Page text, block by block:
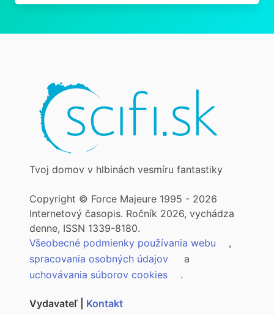
Tvoj domov v hlbinách vesmíru fantastiky
Copyright © Force Majeure 1995 - 2026
Internetový časopis. Ročník 2026, vychádza
denne, ISSN 1339-8180.
Všeobecné podmienky používania webu
,
spracovania osobných údajov
a
uchovávania súborov cookies
.
Vydavateľ | Kontakt